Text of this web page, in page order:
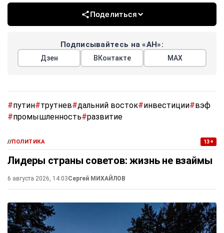
Поделиться
Подписывайтесь на «АН»:
Дзен ВКонтакте МАХ
#путин#трутнев#дальний восток#инвестиции#вэф
#промышленность#развитие
//ПОЛИТИКА 13+
Лидеры страны советов: жизнь не взаймы
6 августа 2026, 14:03Сергей МИХАЙЛОВ